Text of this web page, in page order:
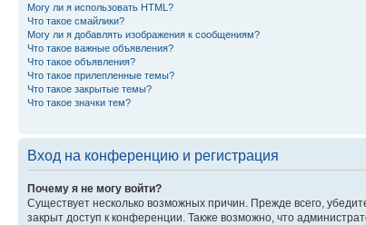
Могу ли я использовать HTML?
Что такое смайлики?
Могу ли я добавлять изображения к сообщениям?
Что такое важные объявления?
Что такое объявления?
Что такое прилепленные темы?
Что такое закрытые темы?
Что такое значки тем?
Вход на конференцию и регистрация
Почему я не могу войти?
Существует несколько возможных причин. Прежде всего,
закрыт доступ к конференции. Также возможно, что